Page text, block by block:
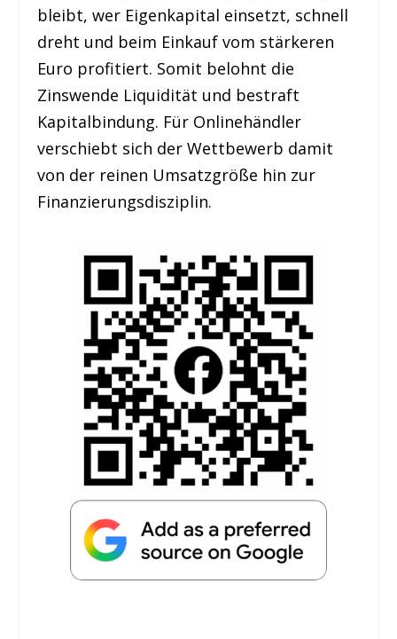
bleibt, wer Eigenkapital einsetzt, schnell
dreht und beim Einkauf vom stärkeren
Euro profitiert. Somit belohnt die
Zinswende Liquidität und bestraft
Kapitalbindung. Für Onlinehändler
verschiebt sich der Wettbewerb damit
von der reinen Umsatzgröße hin zur
Finanzierungsdisziplin.